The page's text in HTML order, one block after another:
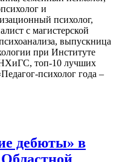
и
психолог,
с магистерской
выпускница
при Институте
топ-10 лучших
психолог года –
дебюты» в